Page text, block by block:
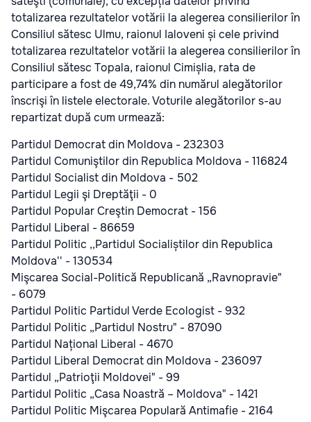
totalizarea rezultatelor votării la alegerea consilierilor în
Consiliul sătesc Ulmu, raionul Ialoveni și cele privind
totalizarea rezultatelor votării la alegerea consilierilor în
Consiliul sătesc Topala, raionul Cimișlia, rata de
participare a fost de 49,74% din numărul alegătorilor
înscrişi în listele electorale. Voturile alegătorilor s-au
repartizat după cum urmează:
Partidul Democrat din Moldova - 232303
Partidul Comuniştilor din Republica Moldova - 116824
Partidul Socialist din Moldova - 502
Partidul Legii şi Dreptăţii - 0
Partidul Popular Creştin Democrat - 156
Partidul Liberal - 86659
Partidul Politic ,,Partidul Socialiștilor din Republica
Moldova'' - 130534
Mişcarea Social-Politică Republicană „Ravnopravie"
- 6079
Partidul Politic Partidul Verde Ecologist - 932
Partidul Politic „Partidul Nostru" - 87090
Partidul Național Liberal - 4670
Partidul Liberal Democrat din Moldova - 236097
Partidul „Patrioţii Moldovei" - 99
Partidul Politic „Casa Noastră – Moldova" - 1421
Partidul Politic Mişcarea Populară Antimafie - 2164